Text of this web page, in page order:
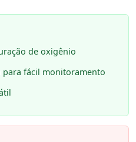
de oxigênio
para fácil monitoramento